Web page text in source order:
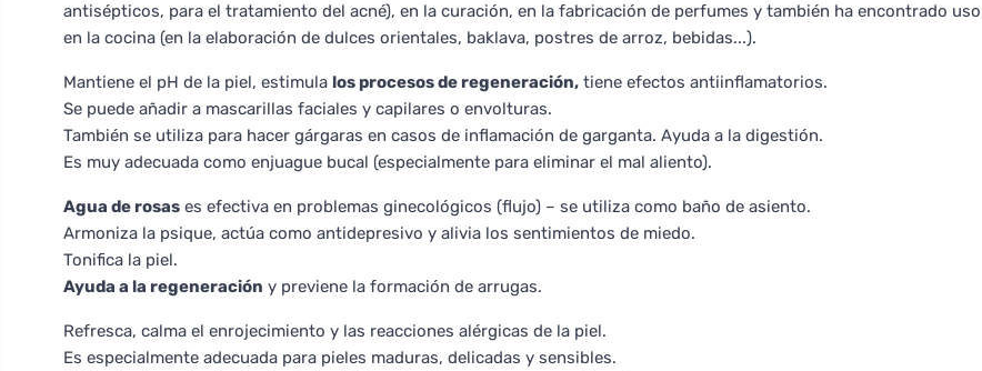
antisépticos, para el tratamiento del acné), en la curación, en la fabricación de perfumes y también ha encontrado uso
en la cocina (en la elaboración de dulces orientales, baklava, postres de arroz, bebidas...).
Mantiene el pH de la piel, estimula los procesos de regeneración, tiene efectos antiinflamatorios.
Se puede añadir a mascarillas faciales y capilares o envolturas.
También se utiliza para hacer gárgaras en casos de inflamación de garganta. Ayuda a la digestión.
Es muy adecuada como enjuague bucal (especialmente para eliminar el mal aliento).
Agua de rosas es efectiva en problemas ginecológicos (flujo) – se utiliza como baño de asiento.
Armoniza la psique, actúa como antidepresivo y alivia los sentimientos de miedo.
Tonifica la piel.
Ayuda a la regeneración y previene la formación de arrugas.
Refresca, calma el enrojecimiento y las reacciones alérgicas de la piel.
Es especialmente adecuada para pieles maduras, delicadas y sensibles.